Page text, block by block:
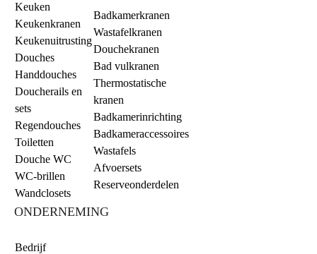
Keuken
Keukenkranen
Keukenuitrusting
Douches
Handdouches
Doucherails en
sets
Regendouches
Toiletten
Douche WC
WC-brillen
Wandclosets
Badkamerkranen
Wastafelkranen
Douchekranen
Bad vulkranen
Thermostatische
kranen
Badkamerinrichting
Badkameraccessoires
Wastafels
Afvoersets
Reserveonderdelen
ONDERNEMING
Bedrijf